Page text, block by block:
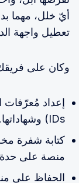
أيّ خلل، مهما
تعطيل واجهة
وكان على
IDs) وشهاداتها.
منصة على
الحفاظ على